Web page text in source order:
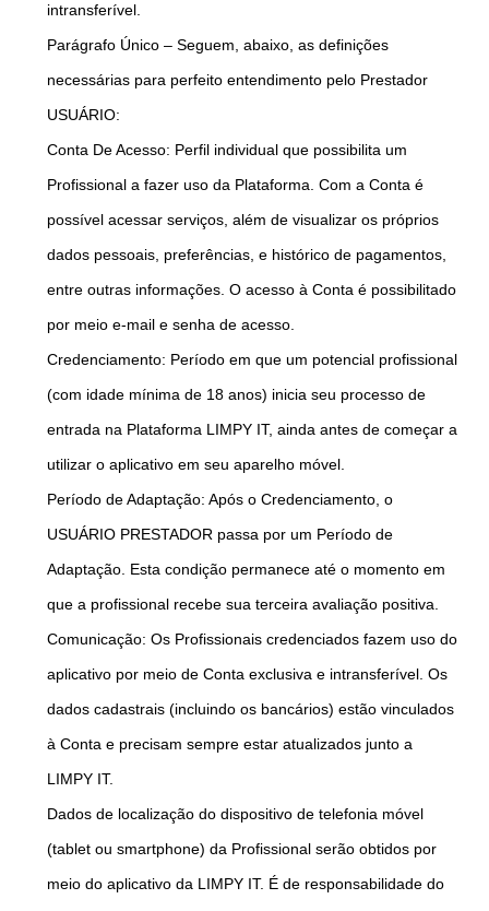
intransferível.
Parágrafo Único – Seguem, abaixo, as definições
necessárias para perfeito entendimento pelo Prestador
USUÁRIO:
Conta De Acesso: Perfil individual que possibilita um
Profissional a fazer uso da Plataforma. Com a Conta é
possível acessar serviços, além de visualizar os próprios
dados pessoais, preferências, e histórico de pagamentos,
entre outras informações. O acesso à Conta é possibilitado
por meio e-mail e senha de acesso.
Credenciamento: Período em que um potencial profissional
(com idade mínima de 18 anos) inicia seu processo de
entrada na Plataforma LIMPY IT, ainda antes de começar a
utilizar o aplicativo em seu aparelho móvel.
Período de Adaptação: Após o Credenciamento, o
USUÁRIO PRESTADOR passa por um Período de
Adaptação. Esta condição permanece até o momento em
que a profissional recebe sua terceira avaliação positiva.
Comunicação: Os Profissionais credenciados fazem uso do
aplicativo por meio de Conta exclusiva e intransferível. Os
dados cadastrais (incluindo os bancários) estão vinculados
à Conta e precisam sempre estar atualizados junto a
LIMPY IT.
Dados de localização do dispositivo de telefonia móvel
(tablet ou smartphone) da Profissional serão obtidos por
meio do aplicativo da LIMPY IT. É de responsabilidade do